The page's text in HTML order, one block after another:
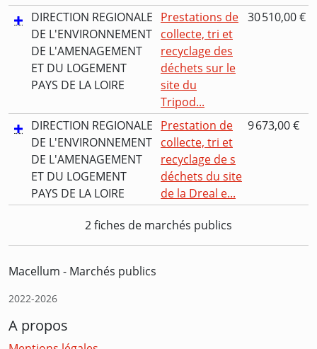
DIRECTION REGIONALE
DE L'ENVIRONNEMENT
DE L'AMENAGEMENT
ET DU LOGEMENT
PAYS DE LA LOIRE
Prestations de
collecte, tri et
recyclage des
déchets sur le
site du
Tripod...
30 510,00 €
DIRECTION REGIONALE
DE L'ENVIRONNEMENT
DE L'AMENAGEMENT
ET DU LOGEMENT
PAYS DE LA LOIRE
Prestation de
collecte, tri et
recyclage de s
déchets du site
de la Dreal e...
9 673,00 €
2 fiches de marchés publics
Macellum - Marchés publics
2022-2026
A propos